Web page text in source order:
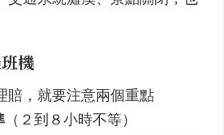
機
賠，就要注意兩個重點
（２到８小時不等）